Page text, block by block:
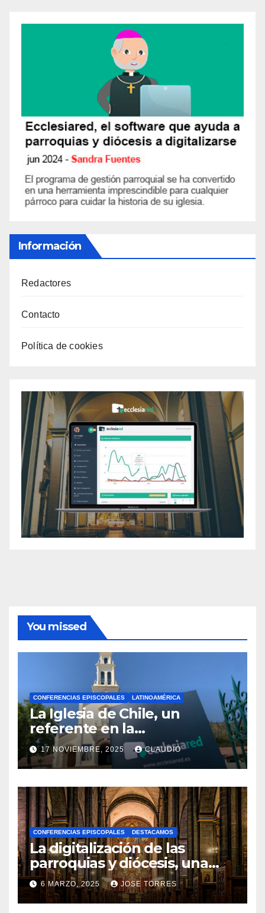
Información
Redactores
Contacto
Política de cookies
You missed
CONFERENCIAS EPISCOPALES LATINOAMÉRICA
La Iglesia de Chile, un
referente en la
transformación digital
gracias a Ecclesiared
17 NOVIEMBRE, 2025 CLAUDIO
N
O
H
A
Y
C
O
M
CONFERENCIAS EPISCOPALES DESTACAMOS
La digitalización de las
parroquias y diócesis, una
realidad ya para el futuro de
la Iglesia
6 MARZO, 2025 JOSE TORRES
N